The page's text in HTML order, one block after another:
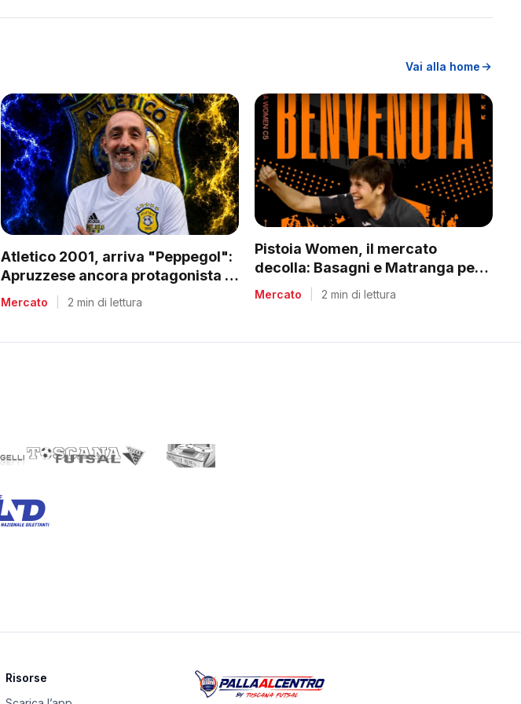
Vai alla home
Atletico 2001, arriva "Peppegol":
Apruzzese ancora protagonista in
C2
Mercato 2 min di lettura
Pistoia Women, il mercato
decolla: Basagni e Matranga per il
nuovo corso di Nico Lami
Mercato 2 min di lettura
Risorse